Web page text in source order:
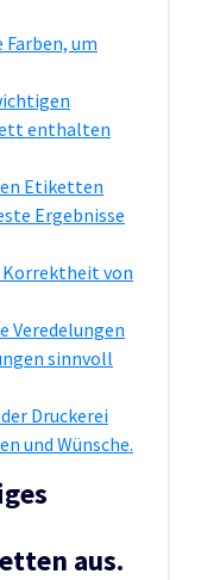
Farben, um
enthalten
Etiketten
Ergebnisse
Korrektheit von
Veredelungen
sinnvoll
Druckerei
und Wünsche.
aus.